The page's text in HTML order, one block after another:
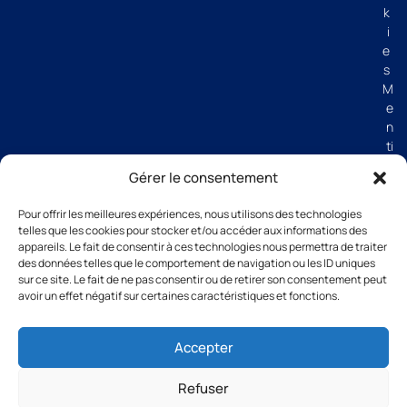
Gérer le consentement
Pour offrir les meilleures expériences, nous utilisons des technologies
telles que les cookies pour stocker et/ou accéder aux informations des
appareils. Le fait de consentir à ces technologies nous permettra de traiter
des données telles que le comportement de navigation ou les ID uniques
sur ce site. Le fait de ne pas consentir ou de retirer son consentement peut
avoir un effet négatif sur certaines caractéristiques et fonctions.
Accepter
Refuser
k
i
e
s
M
e
n
ti
g
e
G